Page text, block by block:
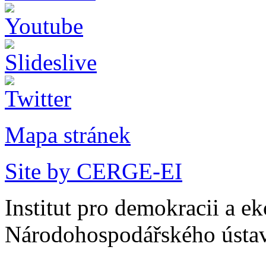
Mapa stránek
Site by CERGE-EI
Institut pro demokracii a
Národohospodářského